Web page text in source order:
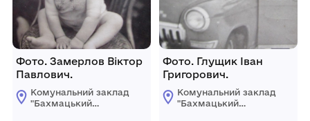
Фото. Замерлов Віктор
Павлович.
Комунальний заклад
"Бахмацький
Фото. Глущик Іван
Григорович.
Комунальний заклад
"Бахмацький